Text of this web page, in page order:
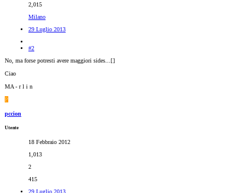
2,015
Milano
29 Luglio 2013
#2
No, ma forse potresti avere maggiori sides...[]
Ciao
MA - r l i n
P
pccion
Utente
18 Febbraio 2012
1,013
2
415
29 Luglio 2013